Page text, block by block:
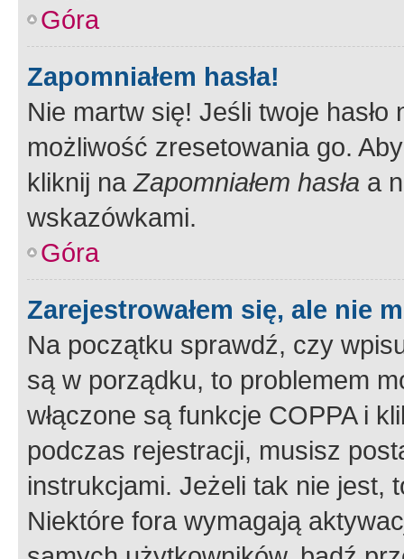
Góra
Zapomniałem hasła!
Nie martw się! Jeśli twoje
możliwość zresetowania go.
kliknij naZapomniałem hasła a
wskazówkami.
Góra
Zarejestrowałem się, ale nie
Na początku sprawdź, czy
są w porządku, to problemem
włączone są funkcje COPPA i
podczas rejestracji, musisz
instrukcjami. Jeżeli tak nie jest,
Niektóre fora wymagają